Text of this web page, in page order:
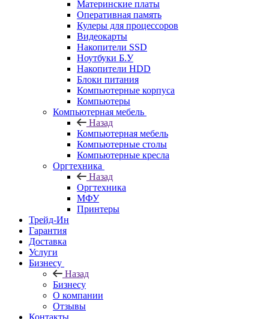
Материнские платы
Оперативная память
Кулеры для процессоров
Видеокарты
Накопители SSD
Ноутбуки Б.У
Накопители HDD
Блоки питания
Компьютерные корпуса
Компьютеры
Компьютерная мебель
Назад
Компьютерная мебель
Компьютерные столы
Компьютерные кресла
Оргтехника
Назад
Оргтехника
МФУ
Принтеры
Трейд-Ин
Гарантия
Доставка
Услуги
Бизнесу
Назад
Бизнесу
О компании
Отзывы
Контакты